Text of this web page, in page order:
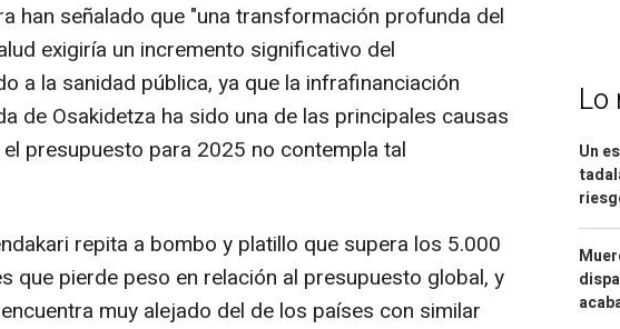
han señalado que "una transformación profunda del
exigiría un incremento significativo del
a la sanidad pública, ya que la infrafinanciación
de Osakidetza ha sido una de las principales causas
presupuesto para 2025 no contempla tal
repita a bombo y platillo que supera los 5.000
que pierde peso en relación al presupuesto global, y
muy alejado del de los países con similar
Lo
Un